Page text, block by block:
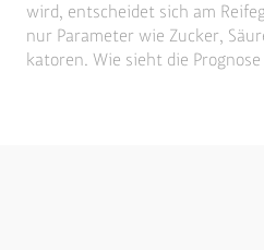
wird, entscheidet sich am
nur Para­meter wie Zucker,
katoren. Wie sieht die